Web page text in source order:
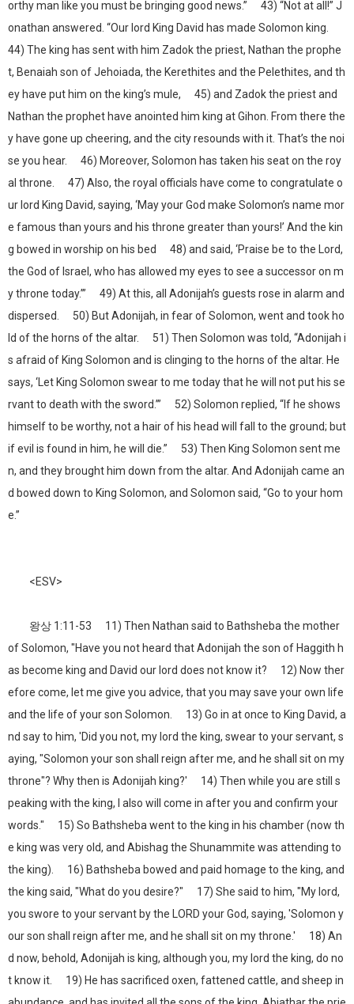
orthy man like you must be bringing good news.” 43) “Not at all!” J
onathan answered. “Our lord King David has made Solomon king.
44) The king has sent with him Zadok the priest, Nathan the prophe
t, Benaiah son of Jehoiada, the Kerethites and the Pelethites, and th
ey have put him on the king’s mule, 45) and Zadok the priest and
Nathan the prophet have anointed him king at Gihon. From there the
y have gone up cheering, and the city resounds with it. That’s the noi
se you hear. 46) Moreover, Solomon has taken his seat on the roy
al throne. 47) Also, the royal officials have come to congratulate o
ur lord King David, saying, ‘May your God make Solomon’s name mor
e famous than yours and his throne greater than yours!’ And the kin
g bowed in worship on his bed 48) and said, ‘Praise be to the Lord,
the God of Israel, who has allowed my eyes to see a successor on m
y throne today.’” 49) At this, all Adonijah’s guests rose in alarm and
dispersed. 50) But Adonijah, in fear of Solomon, went and took ho
ld of the horns of the altar. 51) Then Solomon was told, “Adonijah i
s afraid of King Solomon and is clinging to the horns of the altar. He
says, ‘Let King Solomon swear to me today that he will not put his se
rvant to death with the sword.’” 52) Solomon replied, “If he shows
himself to be worthy, not a hair of his head will fall to the ground; but
if evil is found in him, he will die.” 53) Then King Solomon sent me
n, and they brought him down from the altar. And Adonijah came an
d bowed down to King Solomon, and Solomon said, “Go to your hom
e.”
<ESV>
왕상 1:11-53 11) Then Nathan said to Bathsheba the mother
of Solomon, "Have you not heard that Adonijah the son of Haggith h
as become king and David our lord does not know it? 12) Now ther
efore come, let me give you advice, that you may save your own life
and the life of your son Solomon. 13) Go in at once to King David, a
nd say to him, 'Did you not, my lord the king, swear to your servant, s
aying, "Solomon your son shall reign after me, and he shall sit on my
throne"? Why then is Adonijah king?' 14) Then while you are still s
peaking with the king, I also will come in after you and confirm your
words." 15) So Bathsheba went to the king in his chamber (now th
e king was very old, and Abishag the Shunammite was attending to
the king). 16) Bathsheba bowed and paid homage to the king, and
the king said, "What do you desire?" 17) She said to him, "My lord,
you swore to your servant by the LORD your God, saying, 'Solomon y
our son shall reign after me, and he shall sit on my throne.' 18) An
d now, behold, Adonijah is king, although you, my lord the king, do no
t know it. 19) He has sacrificed oxen, fattened cattle, and sheep in